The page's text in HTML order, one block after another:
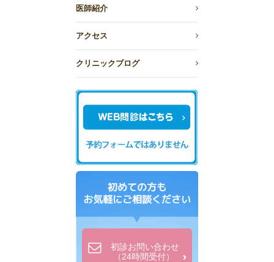
医師紹介
アクセス
クリニックブログ
初診お問い合わせ
（24時間受付）